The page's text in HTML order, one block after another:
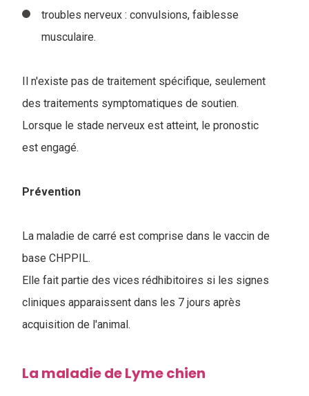
troubles nerveux : convulsions, faiblesse
musculaire.
Il n'existe pas de traitement spécifique, seulement
des traitements symptomatiques de soutien.
Lorsque le stade nerveux est atteint, le pronostic
est engagé.
Prévention
La maladie de carré est comprise dans le vaccin de
base CHPPIL.
Elle fait partie des vices rédhibitoires si les signes
cliniques apparaissent dans les 7 jours après
acquisition de l'animal.
La maladie de Lyme chien